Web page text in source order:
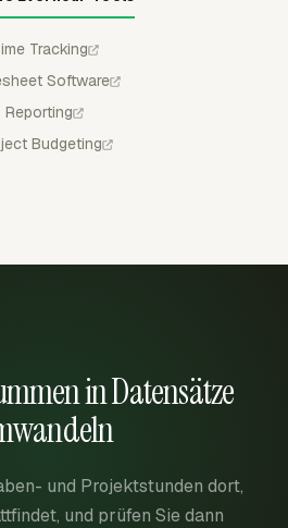
Tracking
Software
Reporting
Budgeting
in Datensätze
und Projektstunden dort,
und prüfen Sie dann